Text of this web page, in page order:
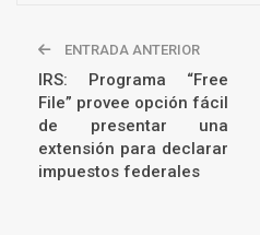
ENTRADA ANTERIOR
IRS: Programa “Free
File” provee opción fácil
de presentar una
extensión para declarar
impuestos federales